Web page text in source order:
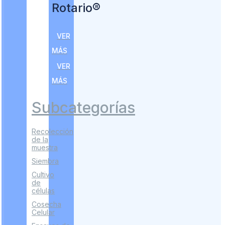
Rotario®
VER
MÁS
VER
MÁS
Subcategorías
Recolección
de la
muestra
Siembra
Cultivo
de
células
Cosecha
Celular